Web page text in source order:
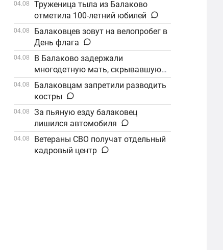
04.08
Труженица тыла из Балаково
отметила 100-летний юбилей
04.08
Балаковцев зовут на велопробег в
День флага
04.08
В Балаково задержали
многодетную мать, скрывавшуюся
от алиментов
04.08
Балаковцам запретили разводить
костры
04.08
За пьяную езду балаковец
лишился автомобиля
04.08
Ветераны СВО получат отдельный
кадровый центр